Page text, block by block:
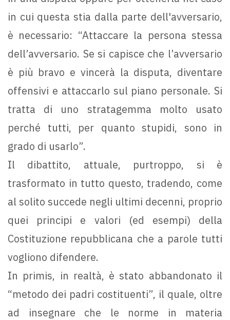
in cui questa stia dalla parte dell'avversario,
è necessario: “Attaccare la persona stessa
dell’avversario. Se si capisce che l’avversario
è più bravo e vincerà la disputa, diventare
offensivi e attaccarlo sul piano personale. Si
tratta di uno stratagemma molto usato
perché tutti, per quanto stupidi, sono in
grado di usarlo”.
Il dibattito, attuale, purtroppo, si è
trasformato in tutto questo, tradendo, come
al solito succede negli ultimi decenni, proprio
quei principi e valori (ed esempi) della
Costituzione repubblicana che a parole tutti
vogliono difendere.
In primis, in realtà, è stato abbandonato il
“metodo dei padri costituenti”, il quale, oltre
ad insegnare che le norme in materia